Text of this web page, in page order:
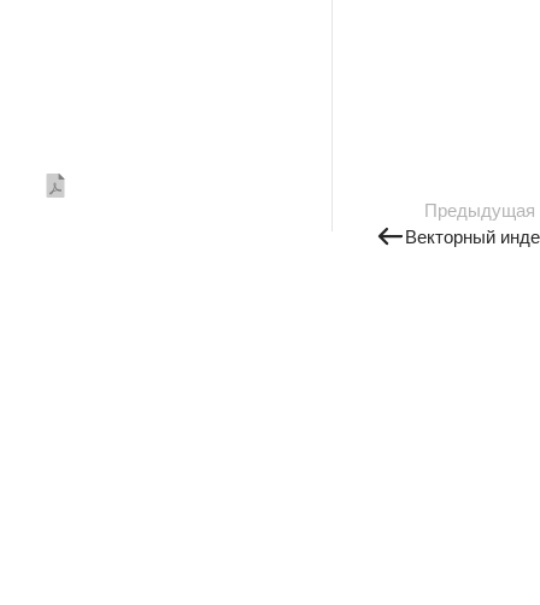
Предыдущая
Векторный